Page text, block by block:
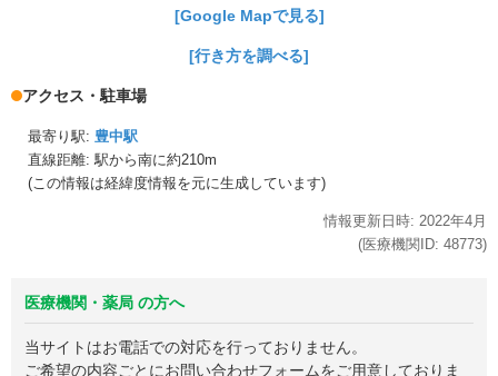
[Google Mapで見る]
[行き方を調べる]
アクセス・駐車場
最寄り駅: 豊中駅
直線距離: 駅から南に約210m
(この情報は経緯度情報を元に生成しています)
情報更新日時: 2022年4月
(医療機関ID: 48773)
医療機関・薬局 の方へ
当サイトはお電話での対応を行っておりません。
ご希望の内容ごとにお問い合わせフォームをご用意しておりま